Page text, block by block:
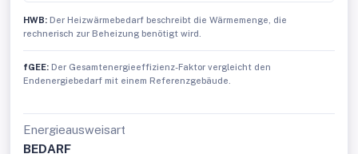
HWB: Der Heizwärmebedarf beschreibt die Wärmemenge, die
rechnerisch zur Beheizung benötigt wird.
fGEE: Der Gesamtenergieeffizienz-Faktor vergleicht den
Endenergiebedarf mit einem Referenzgebäude.
Energieausweisart
BEDARF